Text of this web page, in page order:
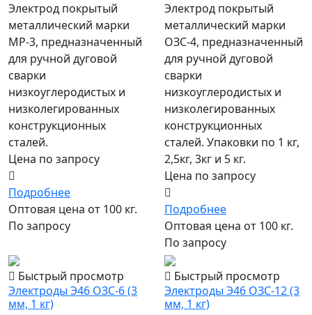
Электрод покрытый
металлический марки
МР-3, предназначенный
для ручной дуговой
сварки
низкоуглеродистых и
низколегированных
конструкционных
сталей.
Цена по запросу
Подробнее
Оптовая цена от 100 кг.
По запросу
Электрод покрытый
металлический марки
ОЗС-4, предназначенный
для ручной дуговой
сварки
низкоуглеродистых и
низколегированных
конструкционных
сталей. Упаковки по 1 кг,
2,5кг, 3кг и 5 кг.
Цена по запросу
Подробнее
Оптовая цена от 100 кг.
По запросу
Быстрый просмотр
Электроды Э46 ОЗС-6 (3
мм, 1 кг)
Быстрый просмотр
Электроды Э46 ОЗС-12 (3
мм, 1 кг)